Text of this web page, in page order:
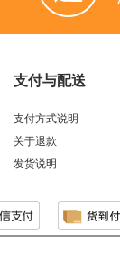
和平台 (1)
(6) LED (25)
螺丝和螺母 (15)
幕和显示器 (4)
支付与配送
支付方式说明
关于退款
发货说明